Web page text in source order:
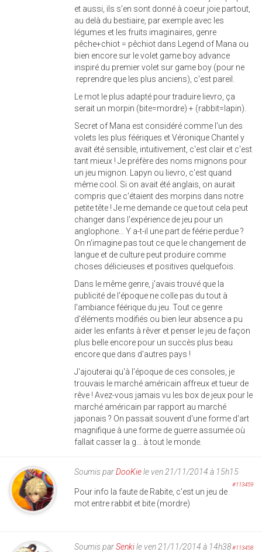
et aussi, ils s'en sont donné à coeur joie partout,
au delà du bestiaire, par exemple avec les
légumes et les fruits imaginaires, genre
pêche+chiot = pêchiot dans Legend of Mana ou
bien encore sur le volet game boy advance
inspiré du premier volet sur game boy (pour ne
reprendre que les plus anciens), c'est pareil.
Le mot le plus adapté pour traduire lievro, ça
serait un morpin (bite=mordre) + (rabbit=lapin).
Secret of Mana est considéré comme l'un des
volets les plus féériques et Véronique Chantel y
avait été sensible, intuitivement, c'est clair et c'est
tant mieux ! Je préfère des noms mignons pour
un jeu mignon. Lapyn ou lievro, c'est quand
même cool. Si on avait été anglais, on aurait
compris que c'étaient des morpins dans notre
petite tête ! Je me demande ce que tout cela peut
changer dans l'expérience de jeu pour un
anglophone... Y a-t-il une part de féérie perdue ?
On n'imagine pas tout ce que le changement de
langue et de culture peut produire comme
choses délicieuses et positives quelquefois.
Dans le même genre, j'avais trouvé que la
publicité de l'époque ne colle pas du tout à
l'ambiance féérique du jeu. Tout ce genre
d'éléments modifiés ou bien leur absence a pu
aider les enfants à rêver et penser le jeu de façon
plus belle encore pour un succès plus beau
encore que dans d'autres pays !
J'ajouterai qu'à l'époque de ces consoles, je
trouvais le marché américain affreux et tueur de
rêve ! Avez-vous jamais vu les box de jeux pour le
marché américain par rapport au marché
japonais ? On passait souvent d'une forme d'art
magnifique à une forme de guerre assumée où
fallait casser la g... à tout le monde.
Soumis parDooKiele ven 21/11/2014 à 15h15
#113459
Pour info la faute de Rabite, c'est un jeu de
mot entre rabbit et bite (mordre)
Soumis parSenkile ven 21/11/2014 à 14h38#113458